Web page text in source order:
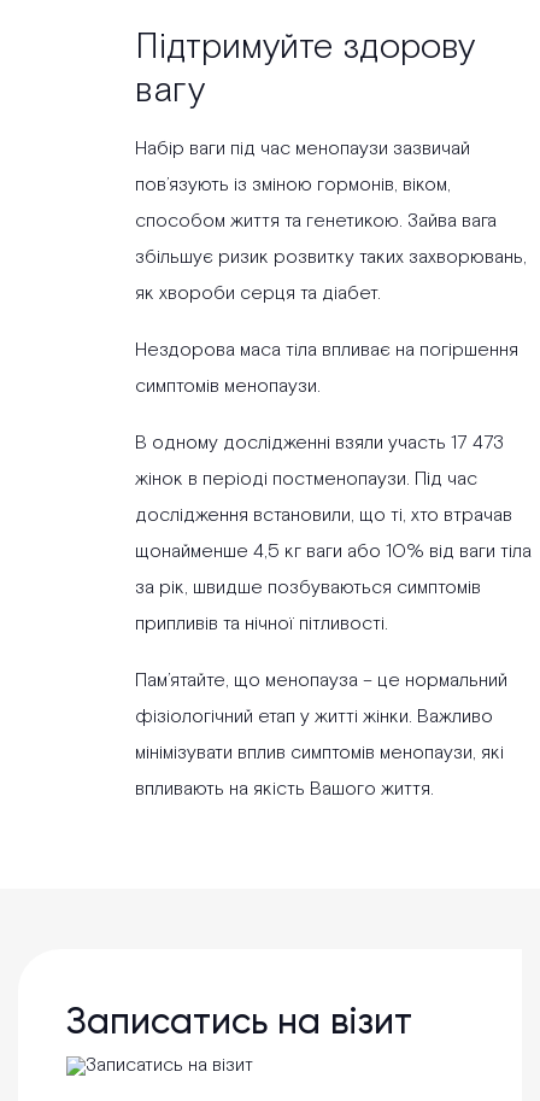
Підтримуйте здорову
вагу
Набір ваги під час менопаузи зазвичай
пов’язують із зміною гормонів, віком,
способом життя та генетикою. Зайва вага
збільшує ризик розвитку таких захворювань,
як хвороби серця та діабет.
Нездорова маса тіла впливає на погіршення
симптомів менопаузи.
В одному дослідженні взяли участь 17 473
жінок в періоді постменопаузи. Під час
дослідження встановили, що ті, хто втрачав
щонайменше 4,5 кг ваги або 10% від ваги тіла
за рік, швидше позбуваються симптомів
припливів та нічної пітливості.
Пам’ятайте, що менопауза – це нормальний
фізіологічний етап у житті жінки. Важливо
мінімізувати вплив симптомів менопаузи, які
впливають на якість Вашого життя.
Записатись на візит